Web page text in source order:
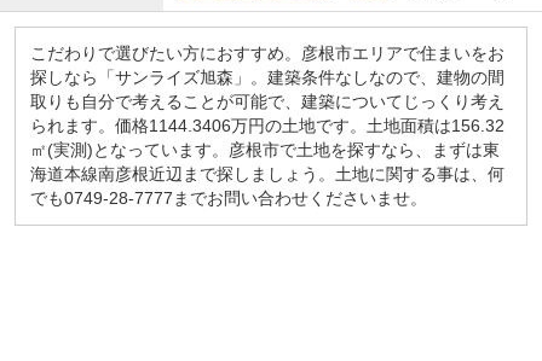
こだわりで選びたい方におすすめ。彦根市エリアで住まいをお
探しなら「サンライズ旭森」。建築条件なしなので、建物の間
取りも自分で考えることが可能で、建築についてじっくり考え
られます。価格1144.3406万円の土地です。土地面積は156.32
㎡(実測)となっています。彦根市で土地を探すなら、まずは東
海道本線南彦根近辺まで探しましょう。土地に関する事は、何
でも0749-28-7777までお問い合わせくださいませ。